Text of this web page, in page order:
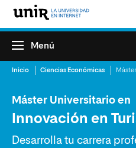
Menú
Inicio Ciencias Económicas
Máster Universitario en
Innovación en
Desarrolla tu carrera